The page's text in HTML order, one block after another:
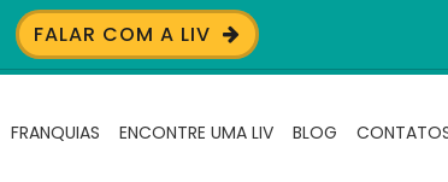
FALAR COM A LIV
FRANQUIAS ENCONTRE UMA LIV BLOG